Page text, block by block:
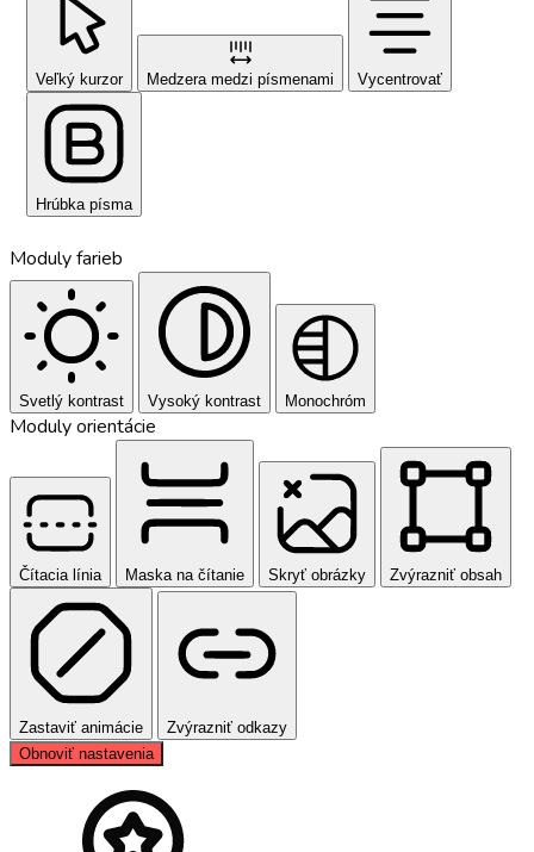
Veľký kurzor Medzera medzi písmenami Vycentrovať
Hrúbka písma
Moduly farieb
Svetlý kontrast Vysoký kontrast Monochróm
Moduly orientácie
Čítacia línia Maska na čítanie Skryť obrázky Zvýrazniť obsah
Zastaviť animácie
Zvýrazniť odkazy
Obnoviť nastavenia